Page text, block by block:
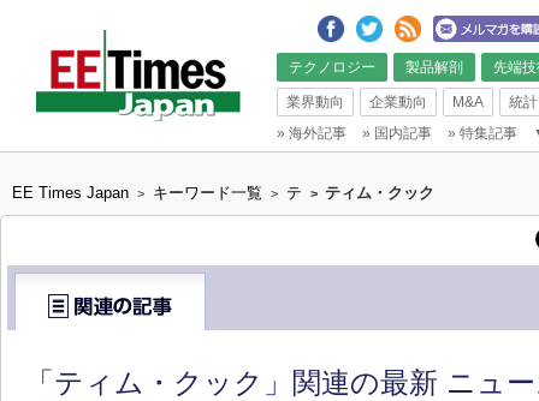
テクノロジー 製品解剖 先端
業界動向 企業動向 M&A
統計
» 海外記事 » 国内記事 » 特集記事
EE Times Japan > キーワード一覧 > テ > ティム・クック
「ティム・クック」関連の最新 ニュ